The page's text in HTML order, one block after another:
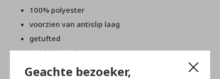
Geachte bezoeker,
100% polyester
voorzien van antislip laag
getufted
machine wasbaar
geschikt voor vloerverwarming